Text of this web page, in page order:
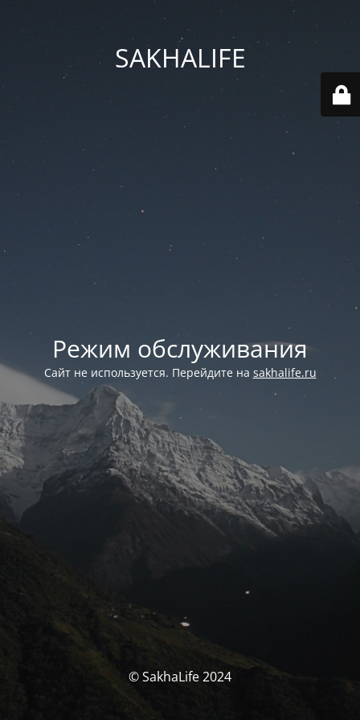
SAKHALIFE
Режим обслуживания
Сайт не используется. Перейдите на sakhalife.ru
© SakhaLife 2024